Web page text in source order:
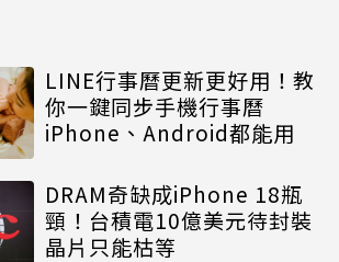
LINE行事曆更新更好用！教
你一鍵同步手機行事曆
iPhone、Android都能用
DRAM奇缺成iPhone 18瓶
頸！台積電10億美元待封裝
晶片只能枯等